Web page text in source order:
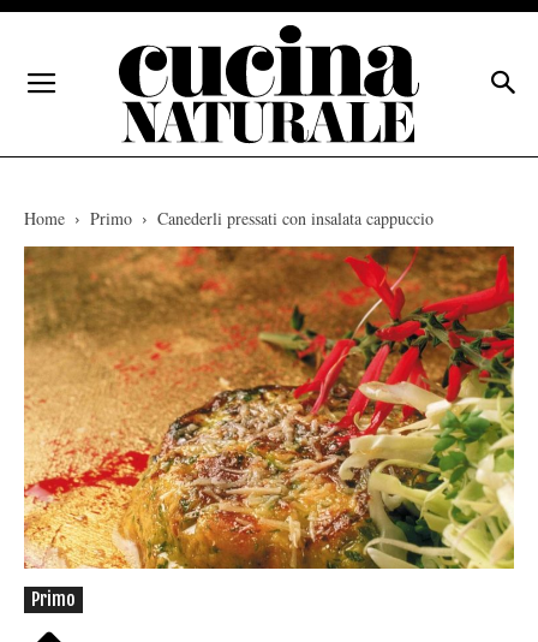
Home Primo Canederli pressati con insalata cappuccio
Primo